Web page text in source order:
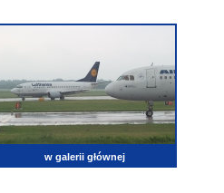
w galerii głównej